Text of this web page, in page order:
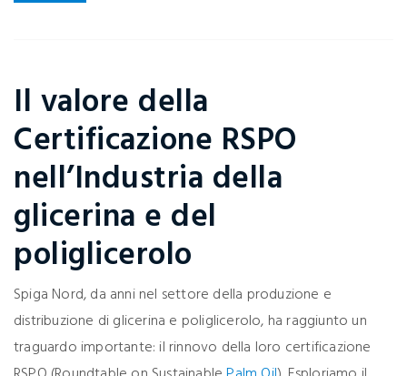
Il valore della
Certificazione RSPO
nell’Industria della
glicerina e del
poliglicerolo
Spiga Nord, da anni nel settore della produzione e
distribuzione di glicerina e poliglicerolo, ha raggiunto un
traguardo importante: il rinnovo della loro certificazione